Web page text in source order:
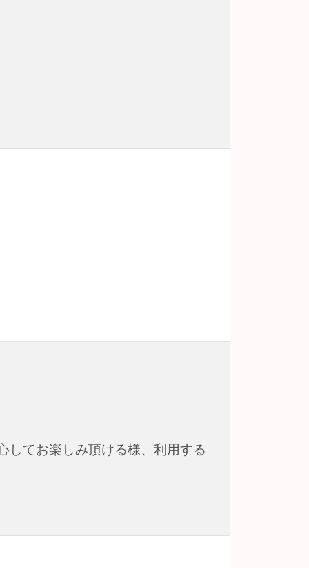
してお楽しみ頂ける様、利用する